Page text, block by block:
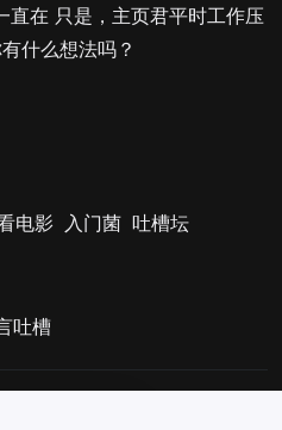
直在 只是，主页君平时工作压
什么想法吗？
电影 入门菌 吐槽坛
吐槽